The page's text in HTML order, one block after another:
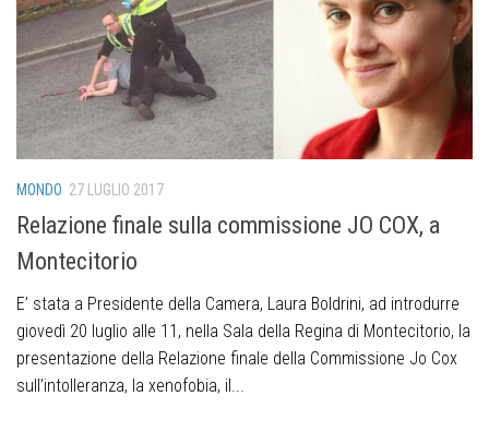
MONDO 27 LUGLIO 2017
Relazione finale sulla commissione JO COX, a
Montecitorio
E’ stata a Presidente della Camera, Laura Boldrini, ad introdurre
giovedì 20 luglio alle 11, nella Sala della Regina di Montecitorio, la
presentazione della Relazione finale della Commissione Jo Cox
sull’intolleranza, la xenofobia, il...